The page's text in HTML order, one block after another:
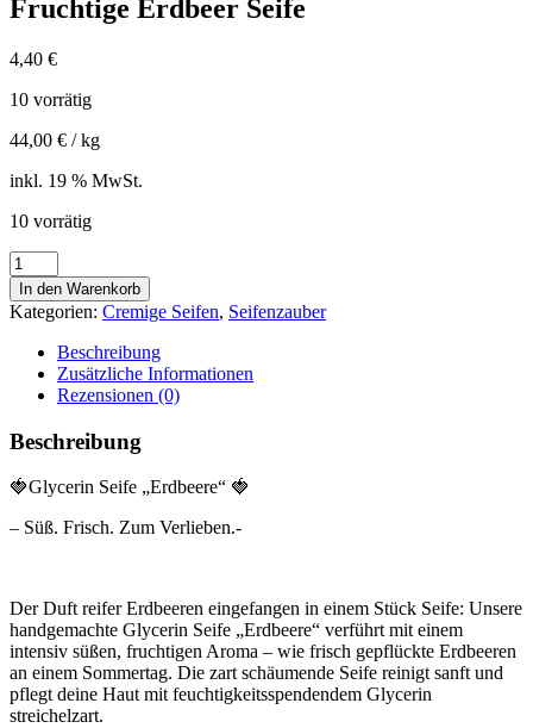
Fruchtige Erdbeer Seife
4,40 €
10 vorrätig
44,00 € /kg
inkl. 19 % MwSt.
10 vorrätig
Fruchtige
Erdbeer
Seife
Menge
In den Warenkorb
Kategorien: Cremige Seifen, Seifenzauber
Beschreibung
Zusätzliche Informationen
Rezensionen (0)
Beschreibung
🍓Glycerin Seife „Erdbeere“ 🍓
– Süß. Frisch. Zum Verlieben.-
Der Duft reifer Erdbeeren eingefangen in einem Stück Seife: Unsere
handgemachte Glycerin Seife „Erdbeere“ verführt mit einem
intensiv süßen, fruchtigen Aroma – wie frisch gepflückte Erdbeeren
an einem Sommertag. Die zart schäumende Seife reinigt sanft und
pflegt deine Haut mit feuchtigkeitsspendendem Glycerin
streichelzart.